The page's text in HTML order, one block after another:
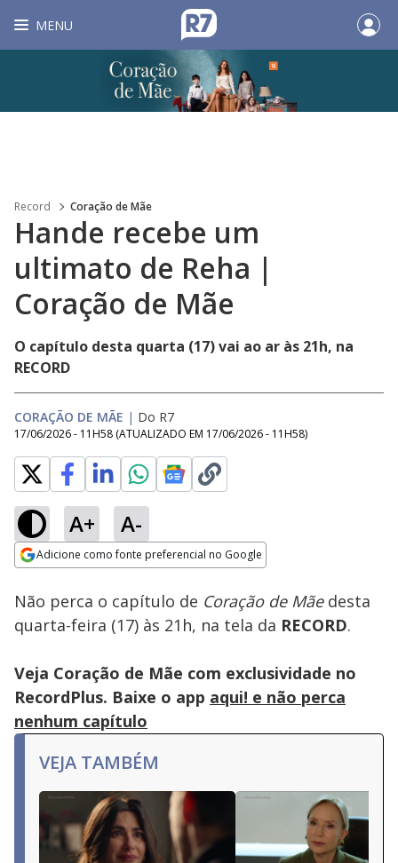
MENU
Record Coração de Mãe
Hande recebe um
ultimato de Reha |
Coração de Mãe
O capítulo desta quarta (17) vai ao ar às 21h, na
RECORD
CORAÇÃO DE MÃE | Do R7
17/06/2026 - 11H58 (ATUALIZADO EM 17/06/2026 - 11H58)
A+ A-
Adicione como fonte preferencial no Google
Ativar
100.00%
Não perca o capítulo de Coração de Mãedesta
quarta-feira (17) às 21h, na tela da RECORD.
Veja Coração de Mãe com exclusividade no
RecordPlus. Baixe o app aqui! e não perca
nenhum capítulo
VEJA TAMBÉM